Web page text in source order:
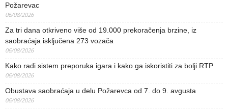
Požarevac
06/08/2026
Za tri dana otkriveno više od 19.000 prekoračenja brzine, iz
saobraćaja isključena 273 vozača
06/08/2026
Kako radi sistem preporuka igara i kako ga iskoristiti za bolji RTP
06/08/2026
Obustava saobraćaja u delu Požarevca od 7. do 9. avgusta
06/08/2026